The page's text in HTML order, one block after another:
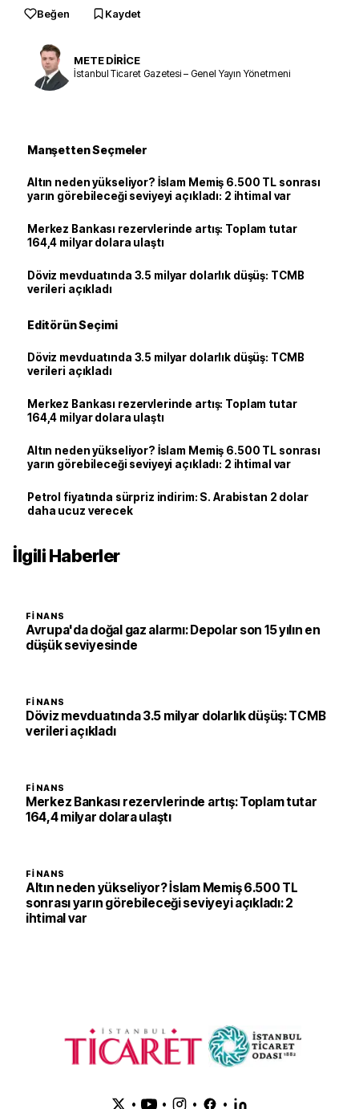
Beğen Kaydet
METE DİRİCE
İstanbul Ticaret Gazetesi – Genel Yayın Yönetmeni
Manşetten Seçmeler
Altın neden yükseliyor? İslam Memiş 6.500 TL sonrası
yarın görebileceği seviyeyi açıkladı: 2 ihtimal var
Merkez Bankası rezervlerinde artış: Toplam tutar
164,4 milyar dolara ulaştı
Döviz mevduatında 3.5 milyar dolarlık düşüş: TCMB
verileri açıkladı
Editörün Seçimi
Döviz mevduatında 3.5 milyar dolarlık düşüş: TCMB
verileri açıkladı
Merkez Bankası rezervlerinde artış: Toplam tutar
164,4 milyar dolara ulaştı
Altın neden yükseliyor? İslam Memiş 6.500 TL sonrası
yarın görebileceği seviyeyi açıkladı: 2 ihtimal var
Petrol fiyatında sürpriz indirim: S. Arabistan 2 dolar
daha ucuz verecek
İlgili Haberler
FINANS
Avrupa'da doğal gaz alarmı: Depolar son 15 yılın en
düşük seviyesinde
FINANS
Döviz mevduatında 3.5 milyar dolarlık düşüş: TCMB
verileri açıkladı
FINANS
Merkez Bankası rezervlerinde artış: Toplam tutar
164,4 milyar dolara ulaştı
FINANS
Altın neden yükseliyor? İslam Memiş 6.500 TL
sonrası yarın görebileceği seviyeyi açıkladı: 2
ihtimal var
• • • •